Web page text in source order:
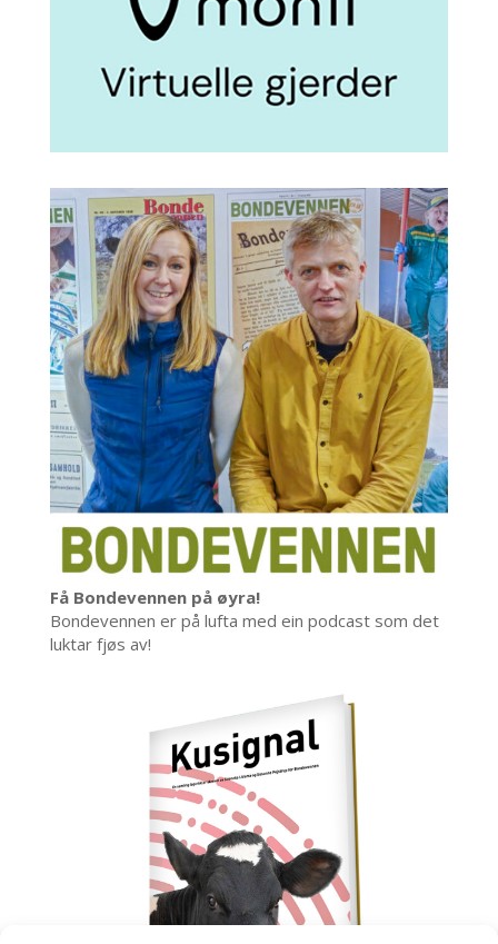
Få Bondevennen på øyra!
Bondevennen er på lufta med ein podcast som det
luktar fjøs av!